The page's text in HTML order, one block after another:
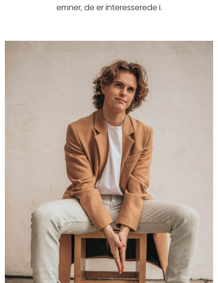
emner, de er interesserede i.